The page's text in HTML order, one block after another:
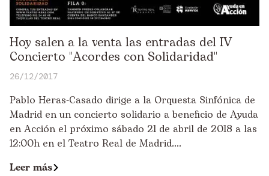
Hoy salen a la venta las entradas del IV
Concierto "Acordes con Solidaridad"
26/12/2017
Pablo Heras-Casado dirige a la Orquesta Sinfónica de
Madrid en un concierto solidario a beneficio de Ayuda
en Acción el próximo sábado 21 de abril de 2018 a las
12:00h en el Teatro Real de Madrid....
Leer más